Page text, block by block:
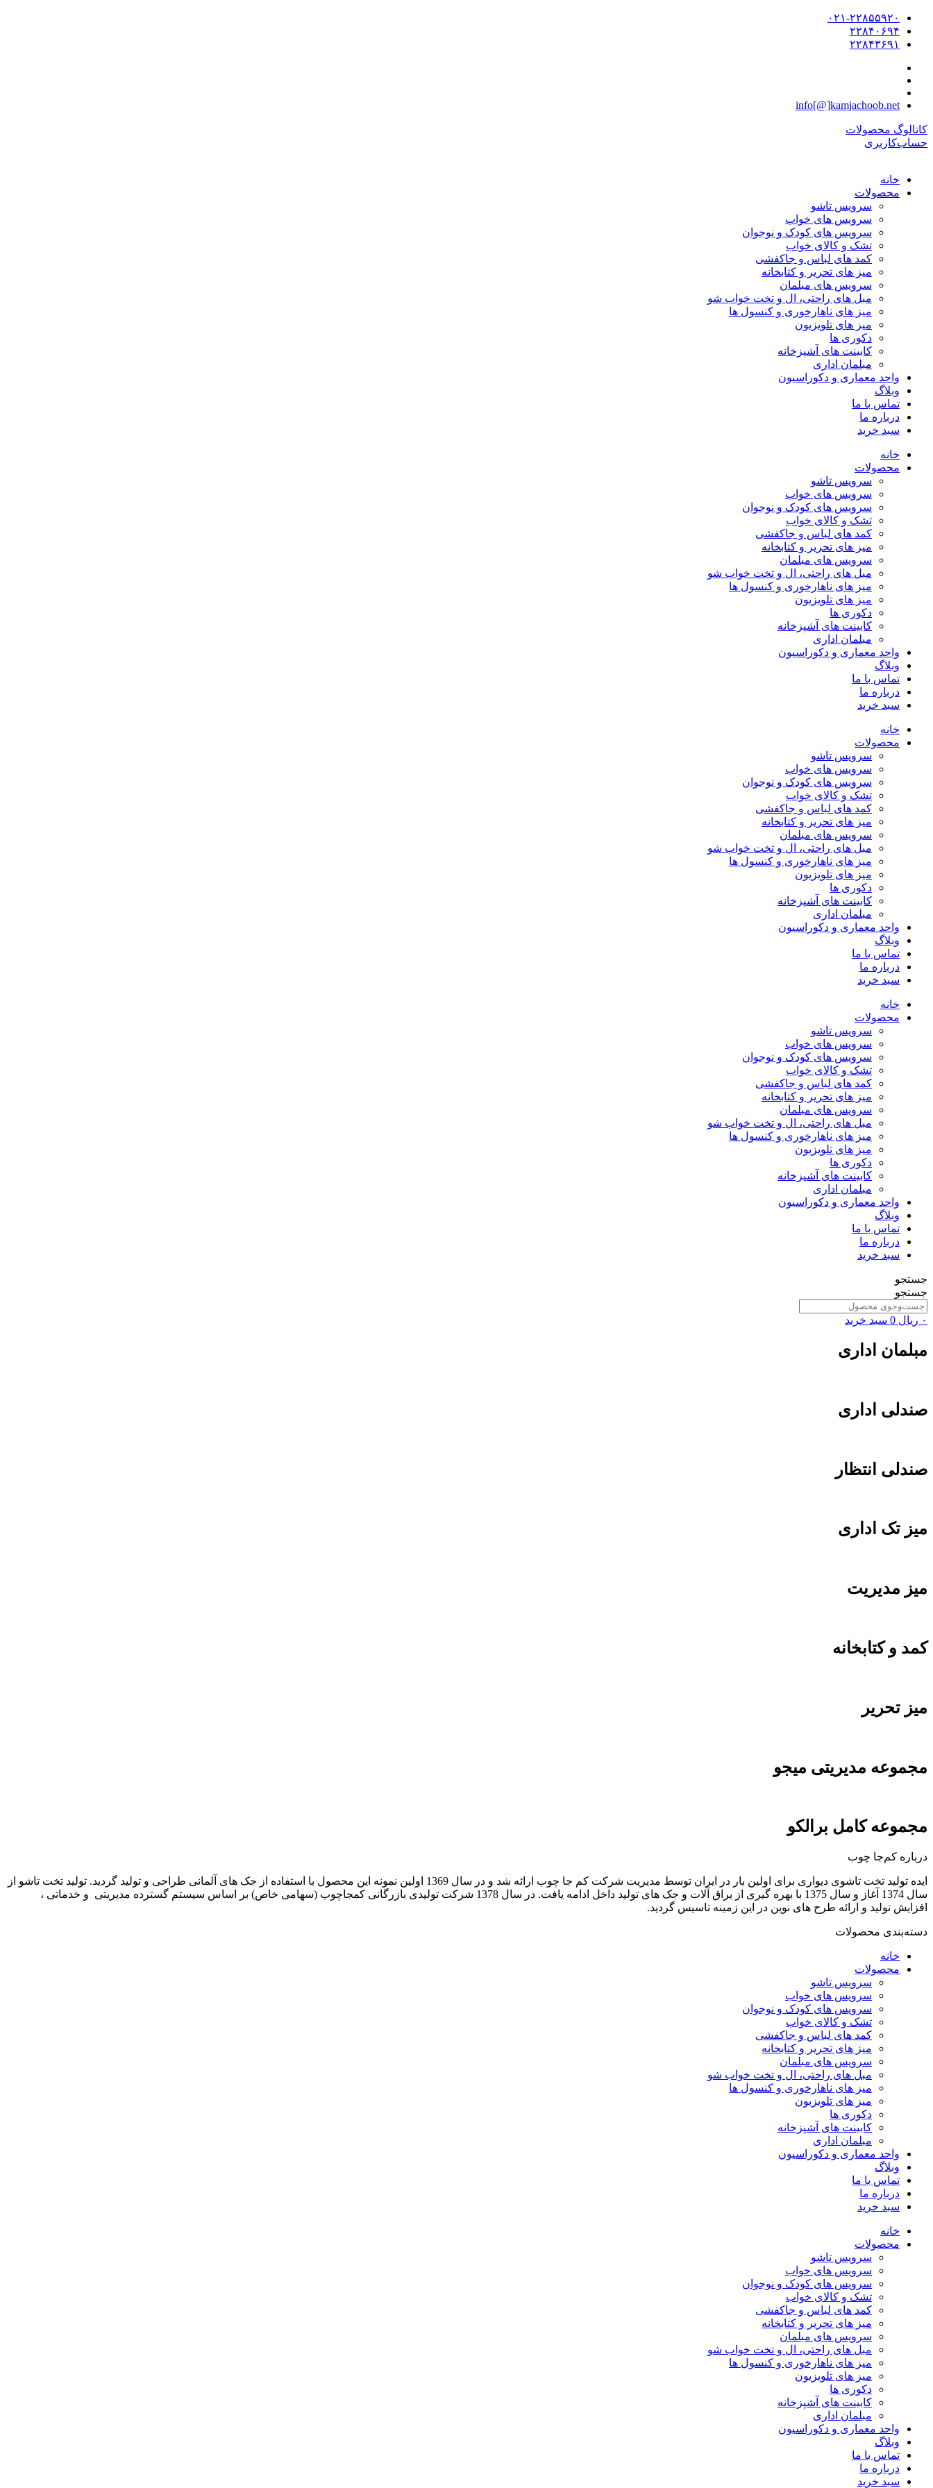
۰۲۱-۲۲۸۵۵۹۲۰
۲۲۸۴۰۶۹۴
۲۲۸۴۳۶۹۱
info[@]kamjachoob.net
کاتالوگ محصولات
حساب‌کاربری
خانه
محصولات
سرویس تاشو
سرویس های خواب
سرویس های کودک و نوجوان
تشک و کالای خواب
کمد های لباس و جاکفشی
میز های تحریر و کتابخانه
سرویس های مبلمان
مبل های راحتی، ال و تخت خواب شو
میز های ناهارخوری و کنسول ها
میز های تلویزیون
دکوری ها
کابینت های آشپزخانه
مبلمان اداری
واحد معماری و دکوراسیون
وبلاگ
تماس با ما
درباره ما
سبد خرید
خانه
محصولات
سرویس تاشو
سرویس های خواب
سرویس های کودک و نوجوان
تشک و کالای خواب
کمد های لباس و جاکفشی
میز های تحریر و کتابخانه
سرویس های مبلمان
مبل های راحتی، ال و تخت خواب شو
میز های ناهارخوری و کنسول ها
میز های تلویزیون
دکوری ها
کابینت های آشپزخانه
مبلمان اداری
واحد معماری و دکوراسیون
وبلاگ
تماس با ما
درباره ما
سبد خرید
خانه
محصولات
سرویس تاشو
سرویس های خواب
سرویس های کودک و نوجوان
تشک و کالای خواب
کمد های لباس و جاکفشی
میز های تحریر و کتابخانه
سرویس های مبلمان
مبل های راحتی، ال و تخت خواب شو
میز های ناهارخوری و کنسول ها
میز های تلویزیون
دکوری ها
کابینت های آشپزخانه
مبلمان اداری
واحد معماری و دکوراسیون
وبلاگ
تماس با ما
درباره ما
سبد خرید
خانه
محصولات
سرویس تاشو
سرویس های خواب
سرویس های کودک و نوجوان
تشک و کالای خواب
کمد های لباس و جاکفشی
میز های تحریر و کتابخانه
سرویس های مبلمان
مبل های راحتی، ال و تخت خواب شو
میز های ناهارخوری و کنسول ها
میز های تلویزیون
دکوری ها
کابینت های آشپزخانه
مبلمان اداری
واحد معماری و دکوراسیون
وبلاگ
تماس با ما
درباره ما
سبد خرید
جستجو
جستجو
۰ ریال 0 سبد خرید
مبلمان اداری
صندلی اداری
صندلی انتظار
میز تک اداری
میز مدیریت
کمد و کتابخانه
میز تحریر
مجموعه مدیریتی میجو
مجموعه کامل برالکو
درباره کم‌جا چوب
ایده تولید تخت تاشوی دیواری برای اولین بار در ایران توسط مدیریت شرکت کم جا چوب ارائه شد و در سال 1369 اولین نمونه این محصول با استفاده از جک های آلمانی طراحی و تولید گردید. تولید تخت تاشو از
سال 1374 آغاز و سال 1375 با بهره گیری از یراق آلات و جک های تولید داخل ادامه یافت. در سال 1378 شرکت تولیدی بازرگانی کمجاچوب (سهامی خاص) بر اساس سیستم گسترده مدیریتی و خدماتی ،
افزایش تولید و ارائه طرح های نوین در این زمینه تاسیس گردید.
دسته‌بندی محصولات
خانه
محصولات
سرویس تاشو
سرویس های خواب
سرویس های کودک و نوجوان
تشک و کالای خواب
کمد های لباس و جاکفشی
میز های تحریر و کتابخانه
سرویس های مبلمان
مبل های راحتی، ال و تخت خواب شو
میز های ناهارخوری و کنسول ها
میز های تلویزیون
دکوری ها
کابینت های آشپزخانه
مبلمان اداری
واحد معماری و دکوراسیون
وبلاگ
تماس با ما
درباره ما
سبد خرید
خانه
محصولات
سرویس تاشو
سرویس های خواب
سرویس های کودک و نوجوان
تشک و کالای خواب
کمد های لباس و جاکفشی
میز های تحریر و کتابخانه
سرویس های مبلمان
مبل های راحتی، ال و تخت خواب شو
میز های ناهارخوری و کنسول ها
میز های تلویزیون
دکوری ها
کابینت های آشپزخانه
مبلمان اداری
واحد معماری و دکوراسیون
وبلاگ
تماس با ما
درباره ما
سبد خرید